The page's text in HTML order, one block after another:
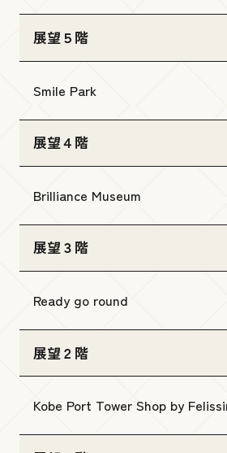
展望５階
Smile Park
展望４階
Brilliance Museum
展望３階
Ready go round
展望２階
Kobe Port Tower Shop by